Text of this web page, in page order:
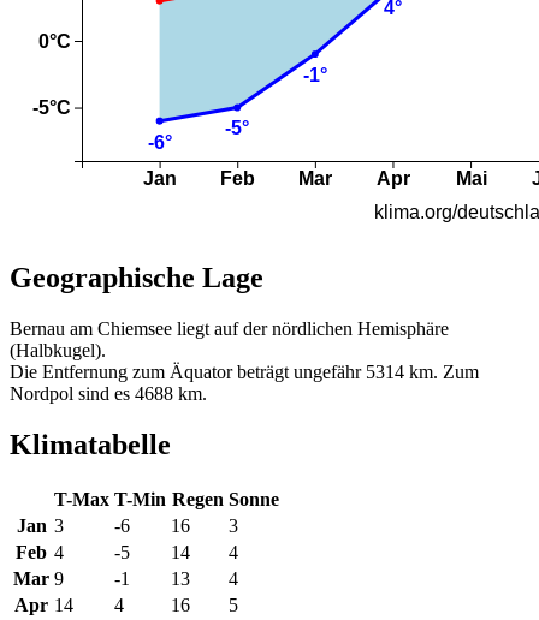
Geographische Lage
Bernau am Chiemsee liegt auf der nördlichen Hemisphäre
(Halbkugel).
Die Entfernung zum Äquator beträgt ungefähr 5314 km. Zum
Nordpol sind es 4688 km.
Klimatabelle
T-Max T-Min Regen Sonne
Jan 3 -6 16
3
Feb 4 -5 14
4
Mar 9 -1 13
4
Apr 14 4 16 5